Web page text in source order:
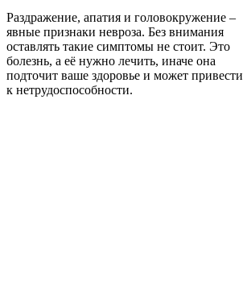
Раздражение, апатия и головокружение –
явные признаки невроза. Без внимания
оставлять такие симптомы не стоит. Это
болезнь, а её нужно лечить, иначе она
подточит ваше здоровье и может привести
к нетрудоспособности.